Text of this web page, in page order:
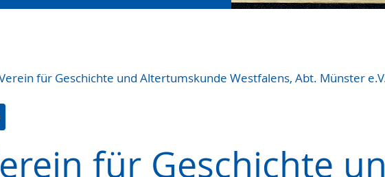
für Geschichte und Altertumskunde Westfalens, Abt. Münster
für Geschichte